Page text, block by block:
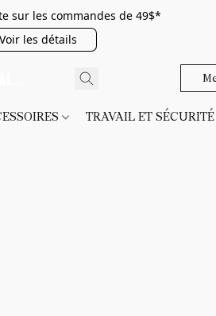
sur les commandes de 49$*
Voir les détails
TRAVAIL ET